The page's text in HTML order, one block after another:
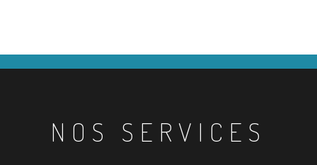
NOS SERVICES